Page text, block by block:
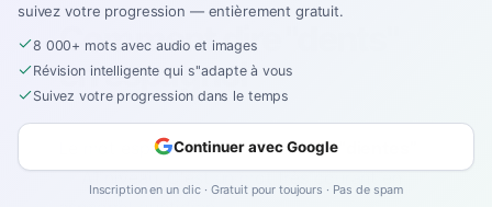
Comment dire "dents"
en espagnol
Le mot espagnol pour“dents”est “
—A1 niveau.C'est un mot très courant en
suivez votre progression — entièrement gratuit.
8 000+ mots avec audio et images
Révision intelligente qui s''adapte à vous
Suivez votre progression dans le temps
Continuer avec Google
Inscription en un clic · Gratuit pour toujours · Pas de spam